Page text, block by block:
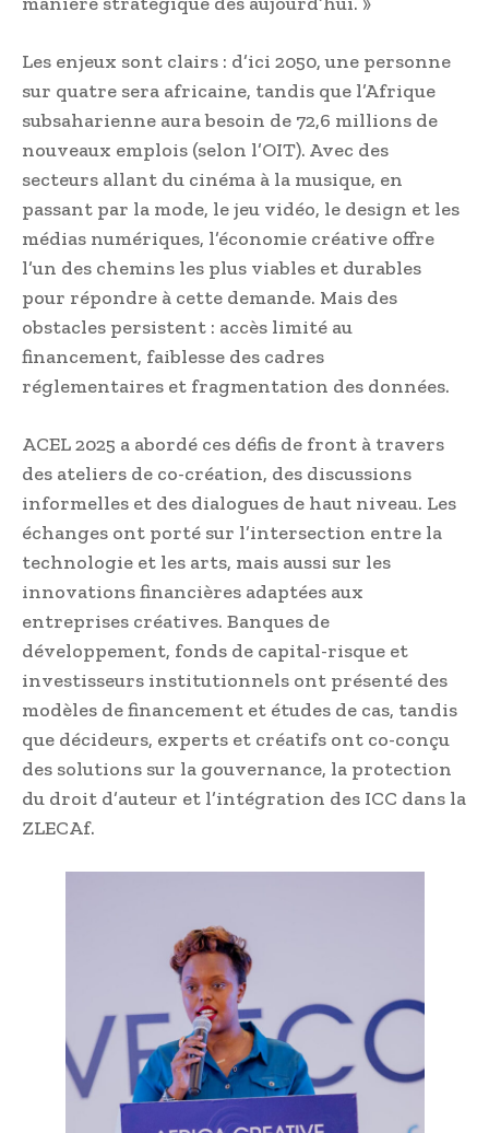
Les enjeux sont clairs : d’ici 2050, une personne
sur quatre sera africaine, tandis que l’Afrique
subsaharienne aura besoin de 72,6 millions de
nouveaux emplois (selon l’OIT). Avec des
secteurs allant du cinéma à la musique, en
passant par la mode, le jeu vidéo, le design et les
médias numériques, l’économie créative offre
l’un des chemins les plus viables et durables
pour répondre à cette demande. Mais des
obstacles persistent : accès limité au
financement, faiblesse des cadres
réglementaires et fragmentation des données.
ACEL 2025 a abordé ces défis de front à travers
des ateliers de co-création, des discussions
informelles et des dialogues de haut niveau. Les
échanges ont porté sur l’intersection entre la
technologie et les arts, mais aussi sur les
innovations financières adaptées aux
entreprises créatives. Banques de
développement, fonds de capital-risque et
investisseurs institutionnels ont présenté des
modèles de financement et études de cas, tandis
que décideurs, experts et créatifs ont co-conçu
des solutions sur la gouvernance, la protection
du droit d’auteur et l’intégration des ICC dans la
ZLECAf.